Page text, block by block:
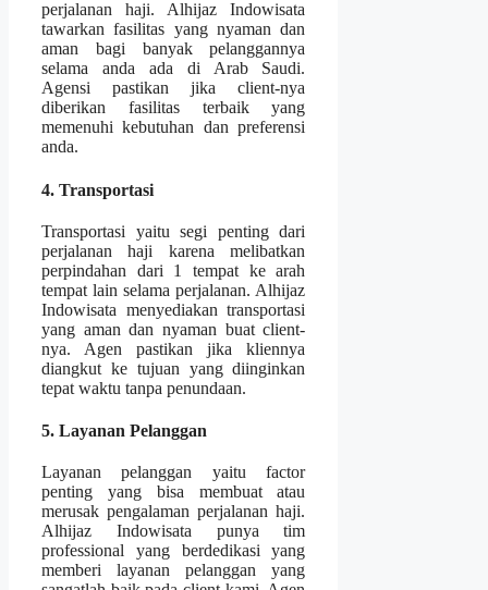
perjalanan haji. Alhijaz Indowisata
tawarkan fasilitas yang nyaman dan
aman bagi banyak pelanggannya
selama anda ada di Arab Saudi.
Agensi pastikan jika client-nya
diberikan fasilitas terbaik yang
memenuhi kebutuhan dan preferensi
anda.
4. Transportasi
Transportasi yaitu segi penting dari
perjalanan haji karena melibatkan
perpindahan dari 1 tempat ke arah
tempat lain selama perjalanan. Alhijaz
Indowisata menyediakan transportasi
yang aman dan nyaman buat client-
nya. Agen pastikan jika kliennya
diangkut ke tujuan yang diinginkan
tepat waktu tanpa penundaan.
5. Layanan Pelanggan
Layanan pelanggan yaitu factor
penting yang bisa membuat atau
merusak pengalaman perjalanan haji.
Alhijaz Indowisata punya tim
professional yang berdedikasi yang
memberi layanan pelanggan yang